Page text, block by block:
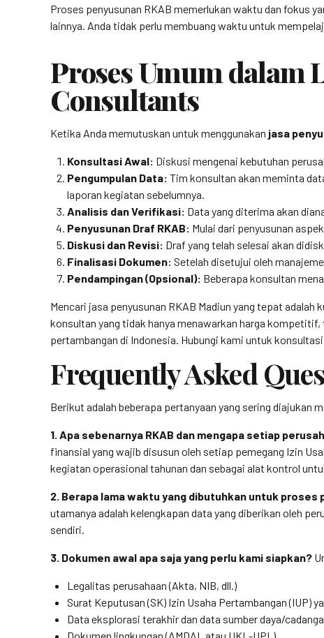
Proses penyusunan RKAB memerlukan waktu dan fokus
lainnya. Anda tidak perlu membuang waktu untuk
Proses Umum dalam
Consultants
Ketika Anda memutuskan untuk menggunakan jasa
Konsultasi Awal: Diskusi mengenai kebutuhan
Pengumpulan Data: Tim konsultan akan meminta
laporan kegiatan sebelumnya.
Analisis dan Verifikasi: Data yang diterima akan
Penyusunan Draf RKAB: Mulai dari penyusunan
Diskusi dan Revisi: Draf yang telah selesai akan
Finalisasi Dokumen: Setelah disetujui oleh
Pendampingan (Opsional): Beberapa konsultan
Mencari jasa penyusunan RKAB Madiun yang tepat
konsultan yang tidak hanya menawarkan harga
pertambangan di Indonesia. Hubungi kami untuk
Frequently Asked
Berikut adalah beberapa pertanyaan yang sering diajukan
1. Apa sebenarnya RKAB dan mengapa setiap
finansial yang wajib disusun oleh setiap pemegang Izin
kegiatan operasional tahunan dan sebagai alat kontrol
2. Berapa lama waktu yang dibutuhkan untuk proses
utamanya adalah kelengkapan data yang diberikan oleh
sendiri.
3. Dokumen awal apa saja yang perlu kami siapkan?
Legalitas perusahaan (Akta, NIB, dll.)
Surat Keputusan (SK) Izin Usaha Pertambangan (IUP)
Data eksplorasi terakhir dan data sumber daya/